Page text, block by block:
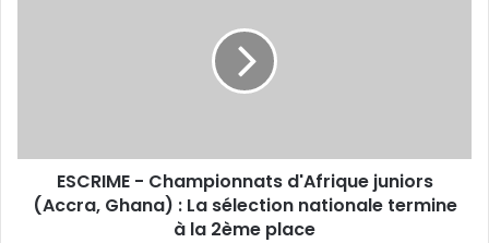
La
sélection
nationale
ESCRIME - Championnats d'Afrique juniors
(Accra, Ghana) : La sélection nationale termine
à la 2ème place